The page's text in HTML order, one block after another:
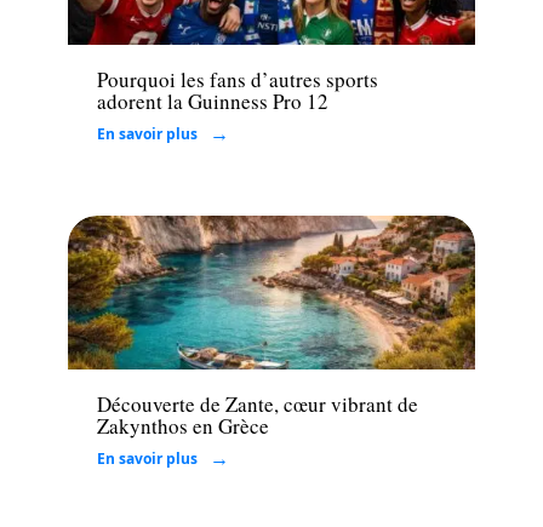
Loisirs
Pourquoi les fans d’autres sports
adorent la Guinness Pro 12
En savoir plus
Loisirs
Découverte de Zante, cœur vibrant de
Zakynthos en Grèce
En savoir plus